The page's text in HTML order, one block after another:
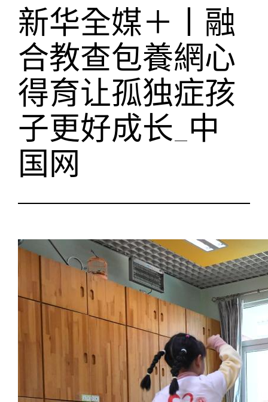
新华全媒＋丨融
合教查包養網心
得育让孤独症孩
子更好成长_中
国网